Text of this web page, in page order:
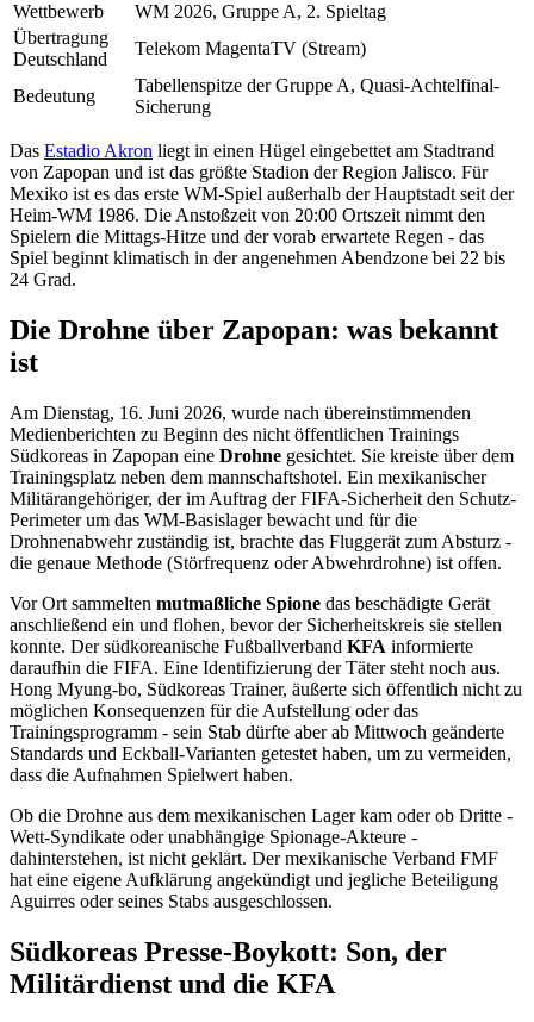
Wettbewerb
WM 2026, Gruppe A, 2. Spieltag
Übertragung
Deutschland
Telekom MagentaTV (Stream)
Bedeutung
Tabellenspitze der Gruppe A, Quasi-Achtelfinal-
Sicherung
Das Estadio Akron liegt in einen Hügel eingebettet am Stadtrand
von Zapopan und ist das größte Stadion der Region Jalisco. Für
Mexiko ist es das erste WM-Spiel außerhalb der Hauptstadt seit der
Heim-WM 1986. Die Anstoßzeit von 20:00 Ortszeit nimmt den
Spielern die Mittags-Hitze und der vorab erwartete Regen - das
Spiel beginnt klimatisch in der angenehmen Abendzone bei 22 bis
24 Grad.
Die Drohne über Zapopan: was bekannt
ist
Am Dienstag, 16. Juni 2026, wurde nach übereinstimmenden
Medienberichten zu Beginn des nicht öffentlichen Trainings
Südkoreas in Zapopan eine Drohne gesichtet. Sie kreiste über dem
Trainingsplatz neben dem mannschaftshotel. Ein mexikanischer
Militärangehöriger, der im Auftrag der FIFA-Sicherheit den Schutz-
Perimeter um das WM-Basislager bewacht und für die
Drohnenabwehr zuständig ist, brachte das Fluggerät zum Absturz -
die genaue Methode (Störfrequenz oder Abwehrdrohne) ist offen.
Vor Ort sammelten mutmaßliche Spione das beschädigte Gerät
anschließend ein und flohen, bevor der Sicherheitskreis sie stellen
konnte. Der südkoreanische Fußballverband KFA informierte
daraufhin die FIFA. Eine Identifizierung der Täter steht noch aus.
Hong Myung-bo, Südkoreas Trainer, äußerte sich öffentlich nicht zu
möglichen Konsequenzen für die Aufstellung oder das
Trainingsprogramm - sein Stab dürfte aber ab Mittwoch geänderte
Standards und Eckball-Varianten getestet haben, um zu vermeiden,
dass die Aufnahmen Spielwert haben.
Ob die Drohne aus dem mexikanischen Lager kam oder ob Dritte -
Wett-Syndikate oder unabhängige Spionage-Akteure -
dahinterstehen, ist nicht geklärt. Der mexikanische Verband FMF
hat eine eigene Aufklärung angekündigt und jegliche Beteiligung
Aguirres oder seines Stabs ausgeschlossen.
Südkoreas Presse-Boykott: Son, der
Militärdienst und die KFA